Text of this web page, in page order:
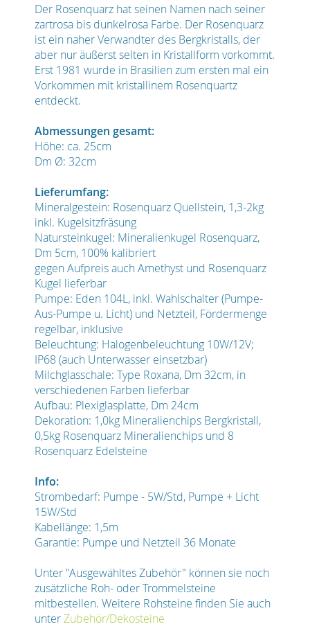
Der Rosenquarz hat seinen Namen nach seiner
zartrosa bis dunkelrosa Farbe. Der Rosenquarz
ist ein naher Verwandter des Bergkristalls, der
aber nur äußerst selten in Kristallform vorkommt.
Erst 1981 wurde in Brasilien zum ersten mal ein
Vorkommen mit kristallinem Rosenquartz
entdeckt.
Abmessungen gesamt:
Höhe: ca. 25cm
Dm Ø: 32cm
Lieferumfang:
Mineralgestein: Rosenquarz Quellstein, 1,3-2kg
inkl. Kugelsitzfräsung
Natursteinkugel: Mineralienkugel Rosenquarz,
Dm 5cm, 100% kalibriert
gegen Aufpreis auch Amethyst und Rosenquarz
Kugel lieferbar
Pumpe: Eden 104L, inkl. Wahlschalter (Pumpe-
Aus-Pumpe u. Licht) und Netzteil, Fördermenge
regelbar, inklusive
Beleuchtung: Halogenbeleuchtung 10W/12V;
IP68 (auch Unterwasser einsetzbar)
Milchglasschale: Type Roxana, Dm 32cm, in
verschiedenen Farben lieferbar
Aufbau: Plexiglasplatte, Dm 24cm
Dekoration: 1,0kg Mineralienchips Bergkristall,
0,5kg Rosenquarz Mineralienchips und 8
Rosenquarz Edelsteine
Info:
Strombedarf: Pumpe - 5W/Std, Pumpe + Licht
15W/Std
Kabellänge: 1,5m
Garantie: Pumpe und Netzteil 36 Monate
Unter "Ausgewähltes Zubehör" können sie noch
zusätzliche Roh- oder Trommelsteine
mitbestellen. Weitere Rohsteine finden Sie auch
unterZubehör/Dekosteine